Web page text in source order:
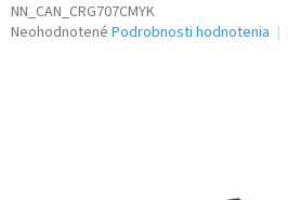
NN_CAN_CRG707CMYK
Priemerné
Neohodnotené Podrobnosti hodnotenia